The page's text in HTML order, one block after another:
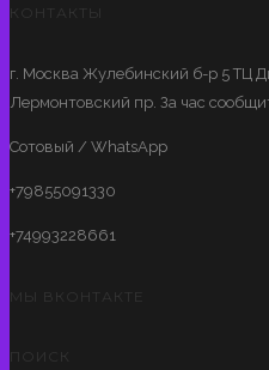
КОНТАКТЫ
г. Москва Жулебинский б-р 5 ТЦ
Лермонтовский пр. За час
Сотовый / WhatsApp
+79855091330
+74993228661
МЫ ВКОНТАКТЕ
ПОИСК